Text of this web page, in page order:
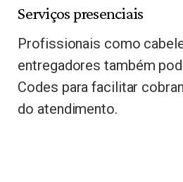
Serviços presenciais
Profissionais como
entregadores também
Codes para facilitar
do atendimento.